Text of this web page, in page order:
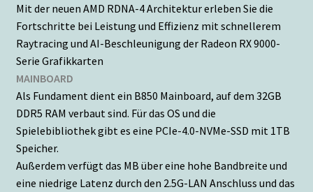
Mit der neuen AMD RDNA-4 Architektur erleben Sie die
Fortschritte bei Leistung und Effizienz mit schnellerem
Raytracing und AI-Beschleunigung der Radeon RX 9000-
Serie Grafikkarten
MAINBOARD
Als Fundament dient ein B850 Mainboard, auf dem 32GB
DDR5 RAM verbaut sind. Für das OS und die
Spielebibliothek gibt es eine PCIe-4.0-NVMe-SSD mit 1TB
Speicher.
Außerdem verfügt das MB über eine hohe Bandbreite und
eine niedrige Latenz durch den 2.5G-LAN Anschluss und das